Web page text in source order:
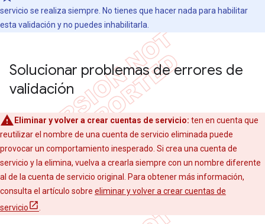
servicio se realiza siempre. No tienes que hacer nada para habilitar
esta validación y no puedes inhabilitarla.
Solucionar problemas de errores de
validación
Eliminar y volver a crear cuentas de servicio: ten en cuenta que
reutilizar el nombre de una cuenta de servicio eliminada puede
provocar un comportamiento inesperado. Si crea una cuenta de
servicio y la elimina, vuelva a crearla siempre con un nombre diferente
al de la cuenta de servicio original. Para obtener más información,
consulta el artículo sobre eliminar y volver a crear cuentas de
servicio